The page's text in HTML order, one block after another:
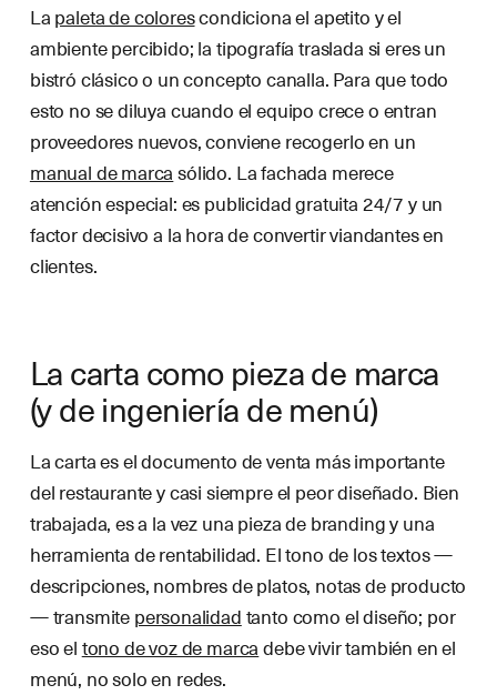
Lapaleta de colorescondiciona el apetito y el
ambiente percibido; la tipografía traslada si eres un
bistró clásico o un concepto canalla. Para que todo
esto no se diluya cuando el equipo crece o entran
proveedores nuevos, conviene recogerlo en un
manual de marcasólido. La fachada merece
atención especial: es publicidad gratuita 24/7 y un
factor decisivo a la hora de convertir viandantes en
clientes.
La carta como pieza de marca
(y de ingeniería de menú)
La carta es el documento de venta más importante
del restaurante y casi siempre el peor diseñado. Bien
trabajada, es a la vez una pieza de branding y una
herramienta de rentabilidad. El tono de los textos —
descripciones, nombres de platos, notas de producto
— transmitepersonalidadtanto como el diseño; por
eso eltono de voz de marcadebe vivir también en el
menú, no solo en redes.